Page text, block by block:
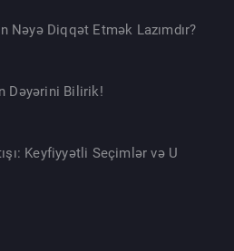
Nəyə Diqqət Etmək Lazımdır?
Dəyərini Bilirik!
Keyfiyyətli Seçimlər və U